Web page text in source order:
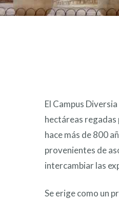
El Campus
hectáreas regadas
hace más de 800
provenientes de
intercambiar las
Se erige como un